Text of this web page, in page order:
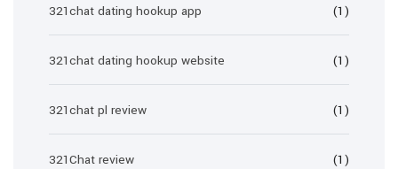
321chat dating hookup app (1)
321chat dating hookup website (1)
321chat pl review (1)
321Chat review (1)